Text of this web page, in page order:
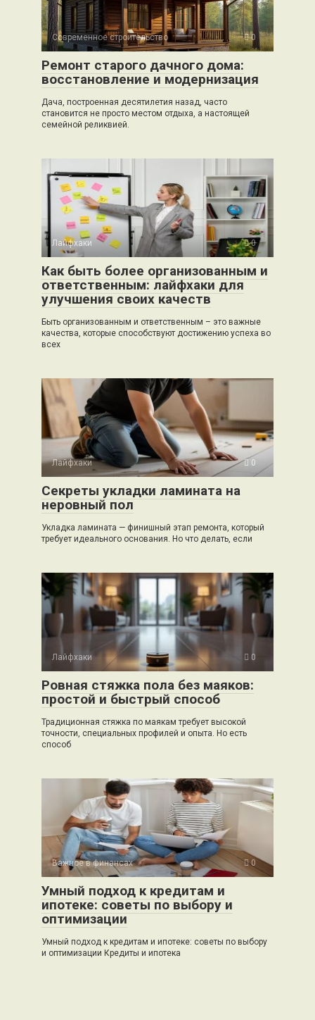
Современное строительство 0
Ремонт старого дачного дома:
восстановление и модернизация
Дача, построенная десятилетия назад, часто
становится не просто местом отдыха, а настоящей
семейной реликвией.
Лайфхаки 0
Как быть более организованным и
ответственным: лайфхаки для
улучшения своих качеств
Быть организованным и ответственным – это важные
качества, которые способствуют достижению успеха во
всех
Лайфхаки 0
Секреты укладки ламината на
неровный пол
Укладка ламината — финишный этап ремонта, который
требует идеального основания. Но что делать, если
Лайфхаки 0
Ровная стяжка пола без маяков:
простой и быстрый способ
Традиционная стяжка по маякам требует высокой
точности, специальных профилей и опыта. Но есть
способ
Важное в финансах 0
Умный подход к кредитам и
ипотеке: советы по выбору и
оптимизации
Умный подход к кредитам и ипотеке: советы по выбору
и оптимизации Кредиты и ипотека